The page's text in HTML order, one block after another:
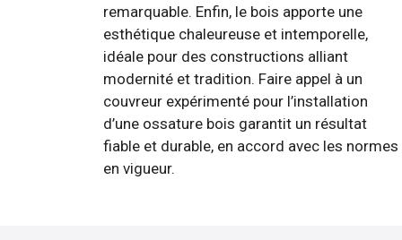
remarquable. Enfin, le bois apporte une
esthétique chaleureuse et intemporelle,
idéale pour des constructions alliant
modernité et tradition. Faire appel à un
couvreur expérimenté pour l’installation
d’une ossature bois garantit un résultat
fiable et durable, en accord avec les normes
en vigueur.